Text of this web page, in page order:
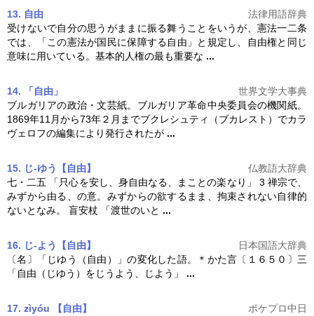
13. 自由
法律用語辞典
受けないで自分の思うがままに振る舞うことをいうが、憲法一二条
では、「この憲法が国民に保障する自由 」と規定し、 自由権と同じ
意味に用いている。基本的人権の最も重要な ...
14. 「自由」
世界文学大事典
ブルガリアの政治・文芸紙。ブルガリア革命中央委員会の機関紙。
1869年11月から73年２月までブクレシュティ（ブカレスト）でカラ
ヴェロフの編集により発行されたが ...
15. じ‐ゆう【自由】
仏教語大辞典
七・二五 「只心を安し、身自由なる、まことの楽なり」 3 禅宗で、
みずから由る、の意。みずからの欲するまま、拘束されない自律的
ないとなみ。 盲安杖 「渡世のいと ...
16. じ‐よう【自由】
日本国語大辞典
〔名〕「じゆう（ 自由 ）」の変化した語。＊かた言〔１６５０〕三
「 自由 （じゆう）をじうよう、じよう」 ...
17. zìyóu 【 自由】
ポケプロ中日